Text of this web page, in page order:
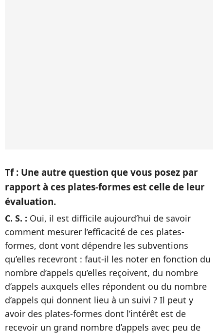
Tf : Une autre question que vous posez par
rapport à ces plates-formes est celle de leur
évaluation.
C. S. : Oui, il est difficile aujourd’hui de savoir
comment mesurer l’efficacité de ces plates-
formes, dont vont dépendre les subventions
qu’elles recevront : faut-il les noter en fonction du
nombre d’appels qu’elles reçoivent, du nombre
d’appels auxquels elles répondent ou du nombre
d’appels qui donnent lieu à un suivi ? Il peut y
avoir des plates-formes dont l’intérêt est de
recevoir un grand nombre d’appels avec peu de